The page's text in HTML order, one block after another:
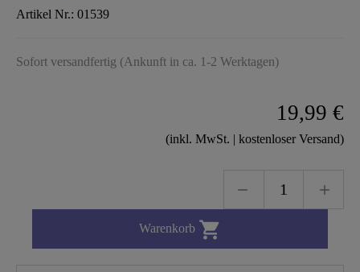
Artikel Nr.: 01539
Sofort versandfertig (Ankunft in ca. 1-2 Werktagen)
19,99 €
(inkl. MwSt. | kostenloser Versand)
Warenkorb 